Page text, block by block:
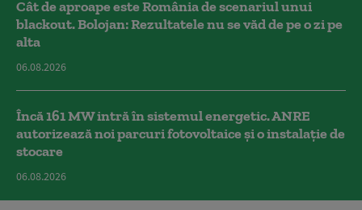
Cât de aproape este România de scenariul unui
blackout. Bolojan: Rezultatele nu se văd de pe o zi pe
alta
06.08.2026
Încă 161 MW intră în sistemul energetic. ANRE
autorizează noi parcuri fotovoltaice și o instalație de
stocare
06.08.2026